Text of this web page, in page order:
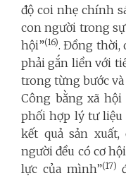
độ coi nhẹ chính
con người trong
hội”(16). Đồng thời,
phải gắn liền với
trong từng bước
Công bằng xã
phối hợp lý tư liệu
kết quả sản
người đều có cơ
lực của mình”(17)